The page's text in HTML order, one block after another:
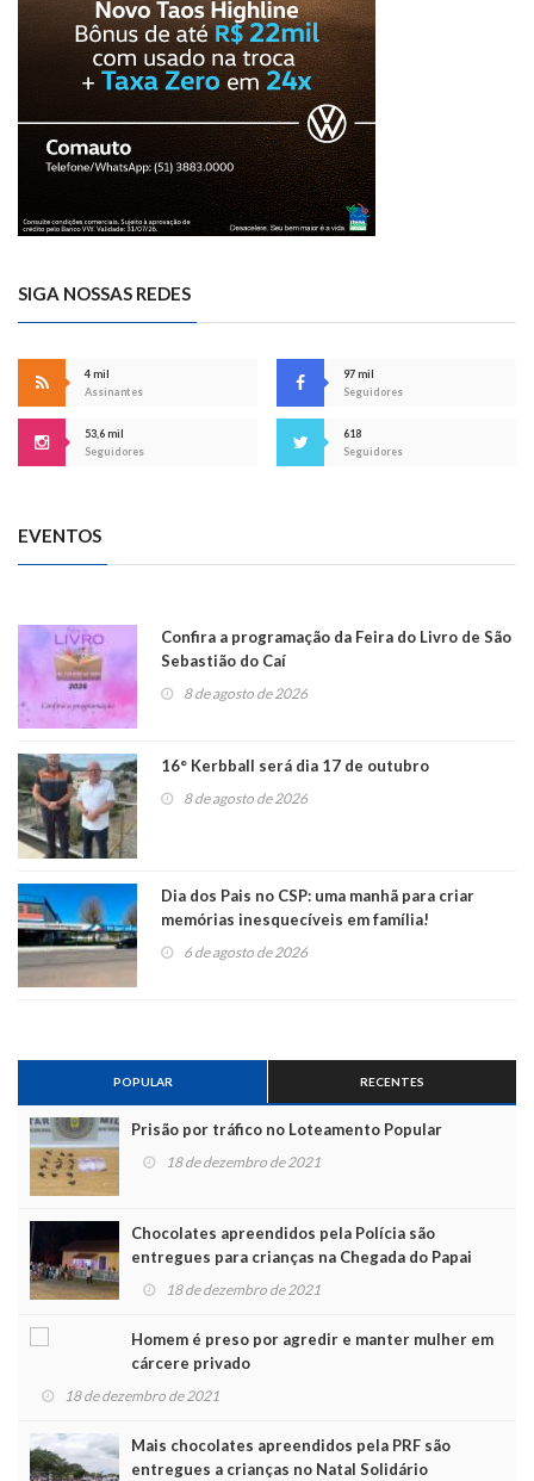
SIGA NOSSAS REDES
4 mil
Assinantes
97 mil
Seguidores
53,6 mil
Seguidores
618
Seguidores
EVENTOS
Confira a programação da Feira do Livro de São
Sebastião do Caí
8 de agosto de 2026
16° Kerbball será dia 17 de outubro
8 de agosto de 2026
Dia dos Pais no CSP: uma manhã para criar
memórias inesquecíveis em família!
6 de agosto de 2026
POPULAR RECENTES
Prisão por tráfico no Loteamento Popular
18 de dezembro de 2021
Chocolates apreendidos pela Polícia são
entregues para crianças na Chegada do Papai
Noel 18 de dezembro de 2021
Homem é preso por agredir e manter mulher em
cárcere privado
18 de dezembro de 2021
Mais chocolates apreendidos pela PRF são
entregues a crianças no Natal Solidário